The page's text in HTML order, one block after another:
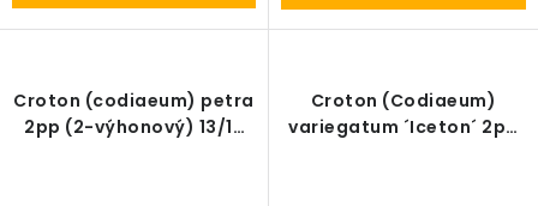
Croton (codiaeum) petra
2pp (2-výhonový) 13/12
Croton (Codiaeum)
variegatum ´Iceton´ 2pp